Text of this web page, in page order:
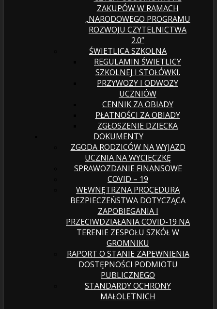
ZAKUP￳ÓW W RAMACH
„NARODOWEGO PROGRAMU
ROZWOJU CZYTELNICTWA
2.0”
ŚWIETLICA SZKOLNA
REGULAMIN ŚWIETLICY
SZKOLNEJ I STOŁÓWKI.
PRZYWOZY I ODWOZY
UCZNIÓW
CENNIK ZA OBIADY
PŁATNOŚCI ZA OBIADY
ZGŁOSZENIE DZIECKA
DOKUMENTY
ZGODA RODZICÓW NA WYJAZD
UCZNIA NA WYCIECZKĘ
SPRAWOZDANIE FINANSOWE
COVID – 19
WEWNĘTRZNA PROCEDURA
BEZPIECZEŃSTWA DOTYCZĄCA
ZAPOBIEGANIA I
PRZECIWDZIAŁANIA COVID-19 NA
TERENIE ZESPOŁU SZKÓŁ W
GROMNIKU
RAPORT O STANIE ZAPEWNIENIA
DOSTĘPNOŚCI PODMIOTU
PUBLICZNEGO
STANDARDY OCHRONY
MAŁOLETNICH